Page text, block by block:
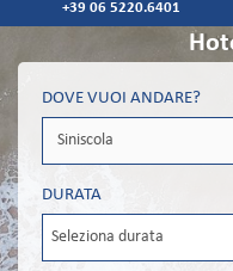
+39 06 5220.6401
DOVE VUOI ANDARE?
DURATA